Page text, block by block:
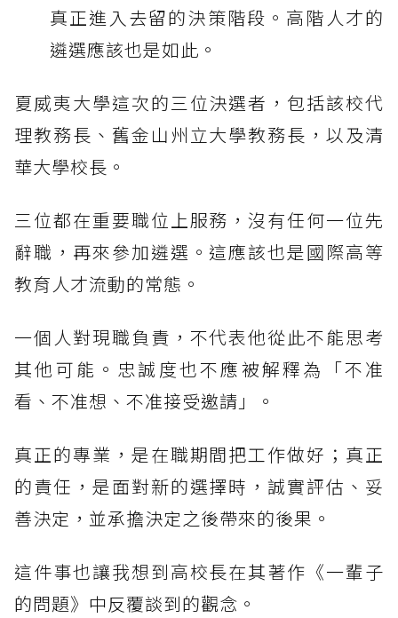
真正進入去留的決策階段。高階人才的
遴選應該也是如此。
夏威夷大學這次的三位決選者，包括該校代
理教務長、舊金山州立大學教務長，以及清
華大學校長。
三位都在重要職位上服務，沒有任何一位先
辭職，再來參加遴選。這應該也是國際高等
教育人才流動的常態。
一個人對現職負責，不代表他從此不能思考
其他可能。忠誠度也不應被解釋為「不准
看、不准想、不准接受邀請」。
真正的專業，是在職期間把工作做好；真正
的責任，是面對新的選擇時，誠實評估、妥
善決定，並承擔決定之後帶來的後果。
這件事也讓我想到高校長在其著作《一輩子
的問題》中反覆談到的觀念。